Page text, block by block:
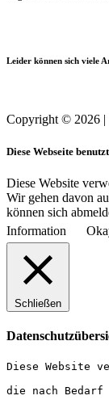
Leider können sich viele
Copyright © 2026 |
Diese Webseite
Diese Website
Wir gehen davon
können sich
Information
Schließen
Diese Website
die nach